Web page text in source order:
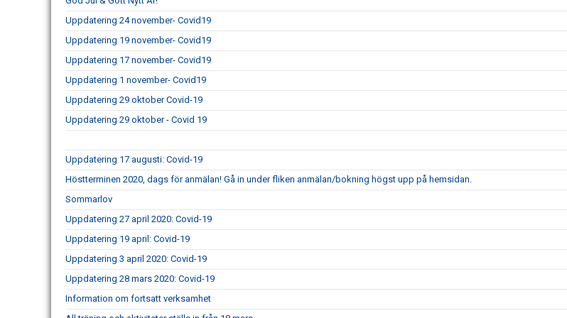
Uppdatering 24 november- Covid19
Uppdatering 19 november- Covid19
Uppdatering 17 november- Covid19
Uppdatering 1 november- Covid19
Uppdatering 29 oktober Covid-19
Uppdatering 29 oktober - Covid 19
Uppdatering 17 augusti: Covid-19
Höstterminen 2020, dags för anmälan! Gå in under fliken anmälan/bokning högst upp på hemsidan.
Sommarlov
Uppdatering 27 april 2020: Covid-19
Uppdatering 19 april: Covid-19
Uppdatering 3 april 2020: Covid-19
Uppdatering 28 mars 2020: Covid-19
Information om fortsatt verksamhet